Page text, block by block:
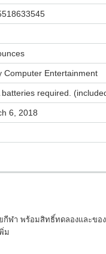
Computer Entertainment
batteries required.
6, 2018
า พร้อมสิทธิ์ทดลองและข
ม